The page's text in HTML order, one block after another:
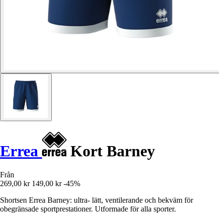
Errea Kort Barney
Från
269,00 kr 149,00 kr -45%
Shortsen Errea Barney: ultra- lätt, ventilerande och bekväm för
obegränsade sportprestationer. Utformade för alla sporter.